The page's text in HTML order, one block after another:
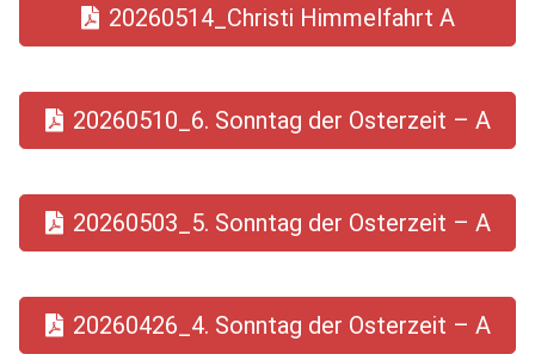
20260514_Christi Himmelfahrt A
20260510_6. Sonntag der Osterzeit – A
20260503_5. Sonntag der Osterzeit – A
20260426_4. Sonntag der Osterzeit – A